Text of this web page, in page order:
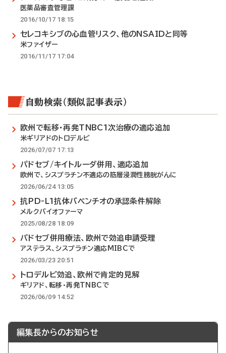
医薬品審査管理課
2016/10/17 18:15
セレコキシブの心血管リスク、他のNSAIDと同等
米ファイザー
2016/11/17 17:04
自動検索（類似記事表示）
欧州で転移・再発TNBC1次治療の適応追加
米ギリアドのトロデルビ
2026/07/07 17:13
パドセブ/キイトルーダ併用、適応追加
欧州で、シスプラチン不適応の筋層浸潤性膀胱がんに
2026/06/24 13:05
抗PD-L1抗体バベンチオの承認条件解除
メルクバイオファーマ
2025/08/28 18:09
パドセブ併用療法、欧州で効追申請受理
アステラス、シスプラチン適応MIBCで
2026/03/23 20:51
トロデルビ効追、欧州で肯定的見解
ギリアド、転移・再発TNBCで
2026/06/09 14:52
編集長からのお知らせ